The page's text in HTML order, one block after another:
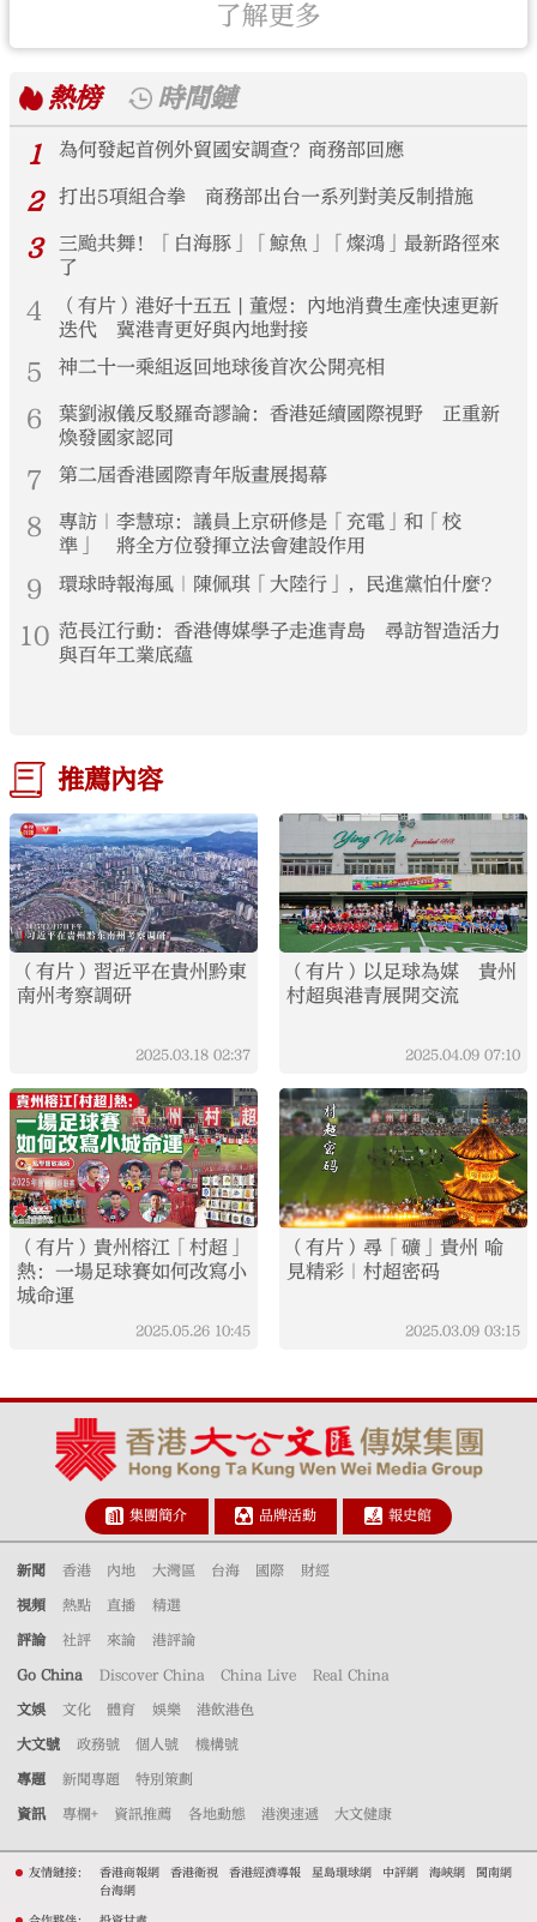
了解更多
熱榜
時間鏈
1
為何發起首例外貿國安調查？商務部回應
2 打出5項組合拳 商務部出台一系列對美反制措施
3
三颱共舞！「白海豚」「鯨魚」「燦鴻」最新路徑來
了
4
（有片）港好十五五 | 董煜：內地消費生產快速更新
迭代 冀港青更好與內地對接
5 神二十一乘組返回地球後首次公開亮相
6
葉劉淑儀反駁羅奇謬論：香港延續國際視野 正重新
煥發國家認同
7 第二屆香港國際青年版畫展揭幕
8
專訪｜李慧琼：議員上京研修是「充電」和「校
準」 將全方位發揮立法會建設作用
9 環球時報海風｜陳佩琪「大陸行」，民進黨怕什麼？
10 范長江行動：香港傳媒學子走進青島 尋訪智造活力
與百年工業底蘊
推薦內容
（有片）習近平在貴州黔東
南州考察調研
2025.03.18 02:37
（有片）以足球為媒 貴州
村超與港青展開交流
2025.04.09 07:10
（有片）貴州榕江「村超」
熱：一場足球賽如何改寫小
城命運
2025.05.26 10:45
（有片）尋「礦」貴州 喻
見精彩｜村超密码
2025.03.09 03:15
集團簡介 品牌活動 報史館
新聞 香港 內地 大灣區 台海 國際 財經
視頻 熱點 直播 精選
評論 社評 來論 港評論
Go China Discover China China Live Real China
文娛 文化 體育 娛樂 港飲港色
大文號 政務號 個人號 機構號
專題 新聞專題 特別策劃
資訊 專欄+ 資訊推薦 各地動態 港澳速遞 大文健康
友情鏈接： 香港商報網 香港衛視 香港經濟導報 星島環球網 中評網 海峽網
閩南網
台海網